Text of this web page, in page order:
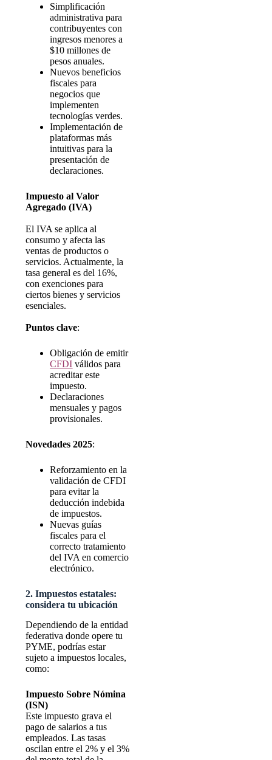
Simplificación
administrativa para
contribuyentes con
ingresos menores a
$10 millones de
pesos anuales.
Nuevos beneficios
fiscales para
negocios que
implementen
tecnologías verdes.
Implementación de
plataformas más
intuitivas para la
presentación de
declaraciones.
Impuesto al Valor
Agregado (IVA)
El IVA se aplica al
consumo y afecta las
ventas de productos o
servicios. Actualmente, la
tasa general es del 16%,
con exenciones para
ciertos bienes y servicios
esenciales.
Puntos clave:
Obligación de emitir
CFDI válidos para
acreditar este
impuesto.
Declaraciones
mensuales y pagos
provisionales.
Novedades 2025:
Reforzamiento en la
validación de CFDI
para evitar la
deducción indebida
de impuestos.
Nuevas guías
fiscales para el
correcto tratamiento
del IVA en comercio
electrónico.
2. Impuestos estatales:
considera tu ubicación
Dependiendo de la entidad
federativa donde opere tu
PYME, podrías estar
sujeto a impuestos locales,
como:
Impuesto Sobre Nómina
(ISN)
Este impuesto grava el
pago de salarios a tus
empleados. Las tasas
oscilan entre el 2% y el 3%